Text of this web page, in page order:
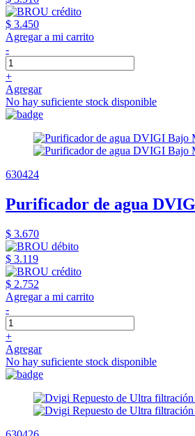
$ 3.450
Agregar a mi carrito
-
+
Agregar
No hay suficiente stock disponible
630424
Purificador de agua
$ 3.670
$ 3.119
$ 2.752
Agregar a mi carrito
-
+
Agregar
No hay suficiente stock disponible